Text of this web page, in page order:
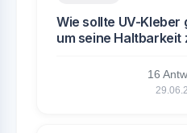
Wie sollte UV-
um seine Haltbarkeit
16